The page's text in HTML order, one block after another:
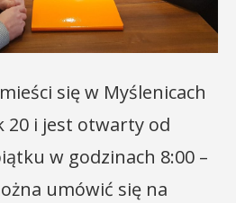
się w Myślenicach
20 i jest otwarty od
w godzinach 8:00 –
umówić się na